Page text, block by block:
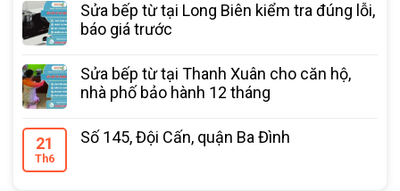
Sửa bếp từ tại Long Biên kiểm tra đúng lỗi,
báo giá trước
Sửa bếp từ tại Thanh Xuân cho căn hộ,
nhà phố bảo hành 12 tháng
21
Th6
Số 145, Đội Cấn, quận Ba Đình